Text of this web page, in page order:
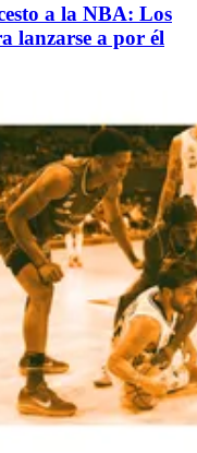
a la NBA: Los
lanzarse a por él